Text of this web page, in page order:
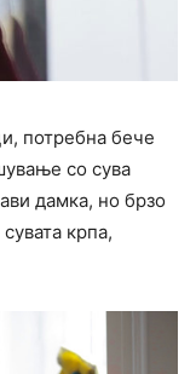
потребна бече
со сува
дамка, но брзо
крпа,